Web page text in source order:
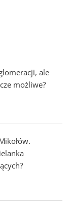
ale
możliwe?